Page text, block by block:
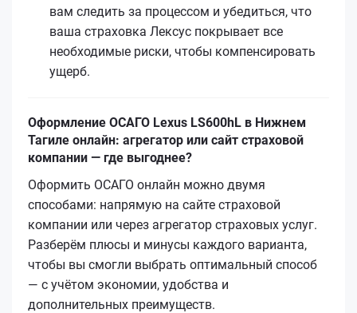
вам следить за процессом и убедиться, что
ваша страховка Лексус покрывает все
необходимые риски, чтобы компенсировать
ущерб.
Оформление ОСАГО Lexus LS600hL в Нижнем
Тагиле онлайн: агрегатор или сайт страховой
компании — где выгоднее?
Оформить ОСАГО онлайн можно двумя
способами: напрямую на сайте страховой
компании или через агрегатор страховых услуг.
Разберём плюсы и минусы каждого варианта,
чтобы вы смогли выбрать оптимальный способ
— с учётом экономии, удобства и
дополнительных преимуществ.